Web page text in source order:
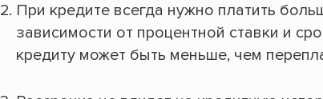
При кредите всегда нужно платить
зависимости от процентной ставки и
кредиту может быть меньше, чем